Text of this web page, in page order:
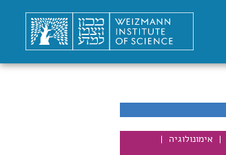
אימונולוגיה